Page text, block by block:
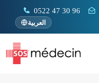
0522 47 30 96
العربية